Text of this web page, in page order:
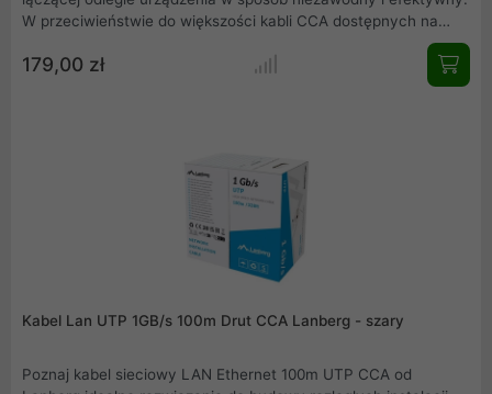
W przeciwieństwie do większości kabli CCA dostępnych na
spełniają wszystkich wymagań kategorii teleinformatycznej,
nasze kable posiadają certyfikację Fluke Passed. Seria 15CC,
179,00 zł
Kabel Lan UTP 1GB/s 100m Drut CCA Lanberg - szary
Poznaj kabel sieciowy LAN Ethernet 100m UTP CCA od